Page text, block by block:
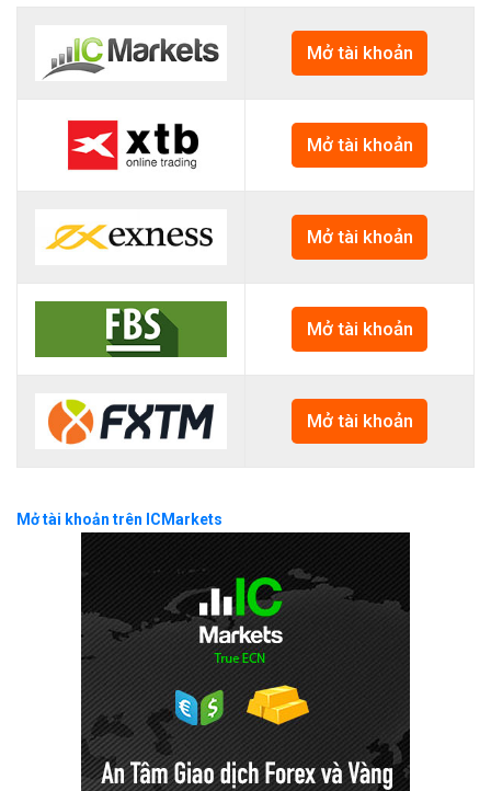
Mở tài khoản
Mở tài khoản
Mở tài khoản
Mở tài khoản
Mở tài khoản
Mở tài khoản trên ICMarkets